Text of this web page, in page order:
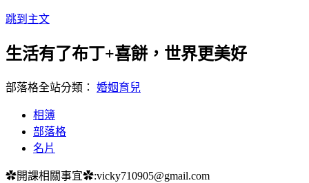
跳到主文
生活有了布丁+喜餅，世界更美好
部落格全站分類： 婚姻育兒
相簿
部落格
名片
✿開課相關事宜✿:vicky710905@gmail.com